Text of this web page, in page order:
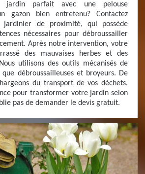
jardin parfait avec une pelouse
gazon bien entretenu? Contactez
jardinier de proximité, qui possède
nécessaires pour débroussailler
Après notre intervention, votre
des mauvaises herbes et des
utilisons des outils mécanisés de
débroussailleuses et broyeurs. De
du transport de vos déchets.
pour transformer votre jardin selon
pas de demander le devis gratuit.